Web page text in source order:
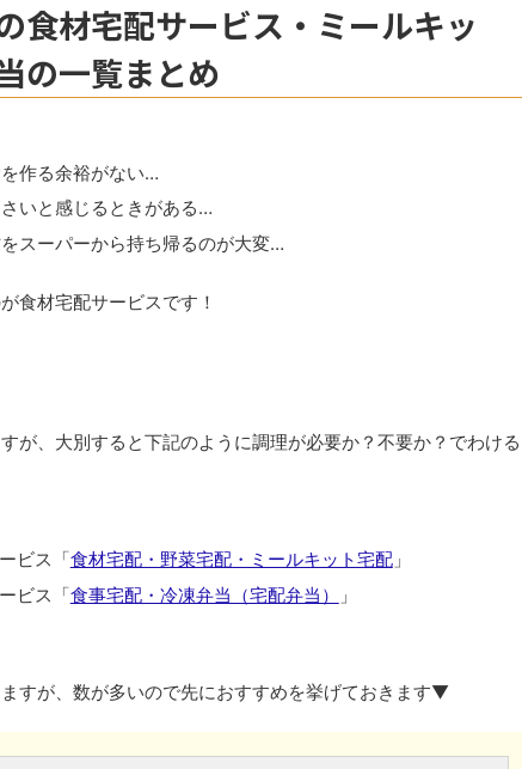
食材宅配サービス・ミールキッ
の一覧まとめ
作る余裕がない…
いと感じるときがある…
スーパーから持ち帰るのが大変…
食材宅配サービスです！
が、大別すると下記のように調理が必要か？不要か？でわける
ビス「食材宅配・野菜宅配・ミールキット宅配」
ビス「食事宅配・冷凍弁当（宅配弁当） 」
すが、数が多いので先におすすめを挙げておきます▼